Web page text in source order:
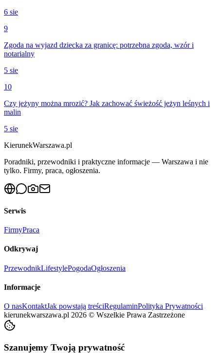
6 sie
9
Zgoda na wyjazd dziecka za granicę: potrzebna zgoda, wzór i
notarialny
5 sie
10
Czy jeżyny można mrozić? Jak zachować świeżość jeżyn leśnych i
malin
5 sie
KierunekWarszawa.pl
Poradniki, przewodniki i praktyczne informacje — Warszawa i nie
tylko. Firmy, praca, ogłoszenia.
Serwis
FirmyPraca
Odkrywaj
PrzewodnikLifestylePogodaOgłoszenia
Informacje
O nasKontaktJak powstają treściRegulaminPolityka Prywatności
kierunekwarszawa.pl 2026 © Wszelkie Prawa Zastrzeżone
Szanujemy Twoją prywatność